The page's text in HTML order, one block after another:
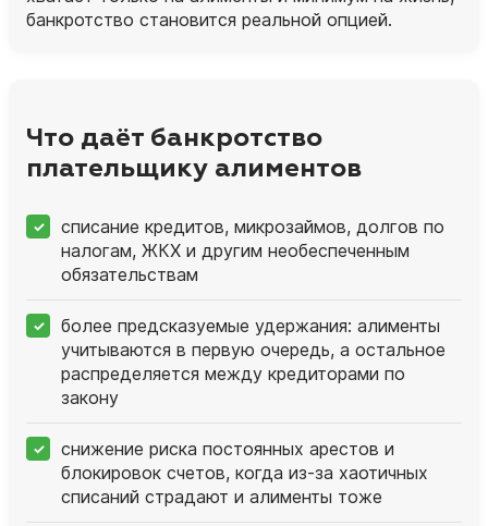
банкротство становится реальной опцией.
Что даёт банкротство
плательщику алиментов
списание кредитов, микрозаймов, долгов по
налогам, ЖКХ и другим необеспеченным
обязательствам
более предсказуемые удержания: алименты
учитываются в первую очередь, а остальное
распределяется между кредиторами по
закону
снижение риска постоянных арестов и
блокировок счетов, когда из‑за хаотичных
списаний страдают и алименты тоже